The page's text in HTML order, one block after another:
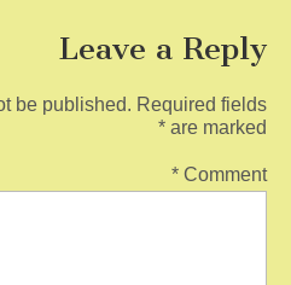
o
o
k
Leave a Reply
be published. Required fields
are marked
*
Comment
*